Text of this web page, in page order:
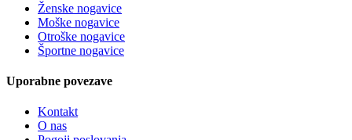
Ženske nogavice
Moške nogavice
Otroške nogavice
Športne nogavice
Uporabne povezave
Kontakt
O nas